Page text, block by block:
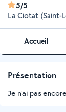
5/5
La Ciotat (Saint-
Accueil
Présentation
Je n'ai pas